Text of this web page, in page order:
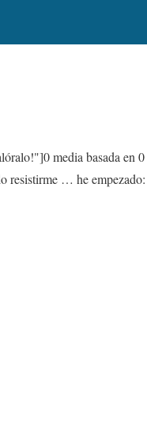
0media basada en 0
resistirme … he empezado: